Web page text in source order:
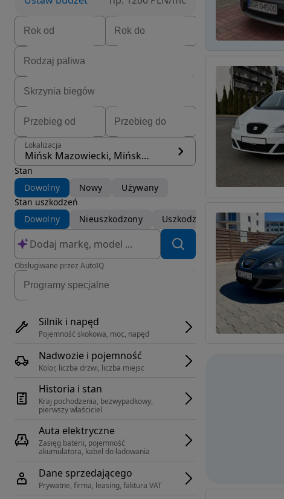
Lokalizacja
Mińsk Mazowiecki, Mińsk Mazowiecki
Stan
Dowolny
Nowy
Używany
Stan uszkodzeń
Dowolny
Nieuszkodzony Uszkodzony
Obsługiwane przez AutoIQ
Silnik i napęd
Pojemność skokowa, moc, napęd
Nadwozie i pojemność
Kolor, liczba drzwi, liczba miejsc
Historia i stan
Kraj pochodzenia, bezwypadkowy,
pierwszy właściciel
Auta elektryczne
Zasięg baterii, pojemność
akumulatora, kabel do ładowania
Dane sprzedającego
Prywatne, firma, leasing, faktura VAT